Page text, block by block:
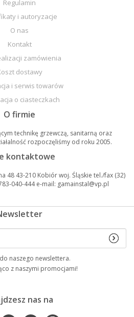
Regulamin
i autoryzacje
O nas
Kontakt
zamówienia
dostawy
i serwis towarów
o ciasteczkach
O firmie
technikę grzewczą, sanitarną oraz
rozpoczęliśmy od roku 2005.
kontaktowe
48 43-210 Kobiór woj. Śląskie tel./fax (32)
040-444 e-mail: gamainstal@vp.pl
naszego newslettera.
z naszymi promocjami!
nas na